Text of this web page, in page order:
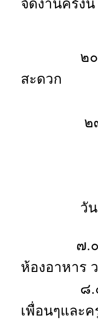
จัดงานครั้งนี้
๒๐.๓๐ ม
สะดวก
ใครใค
๒๓.๐๐ น
วันอาทิ
๗.๐๐ น.
ห้องอาหาร
๘.๐๐ น.
เพื่อนๆและ